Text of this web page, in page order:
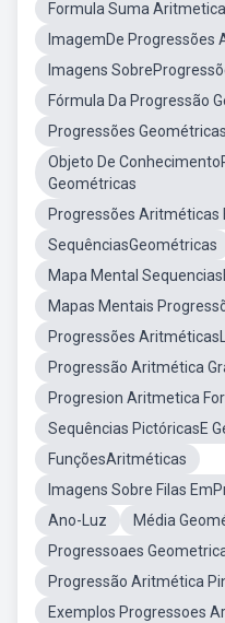
Formula Suma Aritmetica
ImagemDe Progressões
Imagens
Fórmula Da Progressão
Progressões
Objeto De
Geométricas
Progressões Aritméticas
SequênciasGeométricas
Mapa Mental
Mapas Mentais
Progressões
Progressão Aritmética
Progresion Aritmetica
Sequências PictóricasE
FunçõesAritméticas
Imagens Sobre Filas
Ano-Luz
Média
Progressoaes
Progressão Aritmética
Exemplos Progressoes